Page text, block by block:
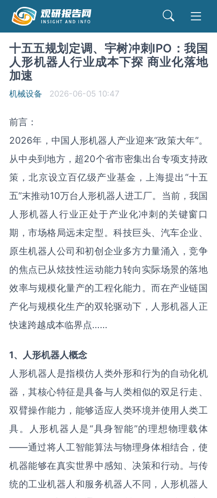
十五五规划定调、宇树冲刺IPO：我国
人形机器人行业成本下探 商业化落地
加速
机械设备 2026-06-05 10:47
前言：
2026年，中国人形机器人产业迎来“政策大年”。
从中央到地方，超20个省市密集出台专项支持政
策，北京设立百亿级产业基金，上海提出“十五
五”末推动10万台人形机器人进工厂。当前，我国
人形机器人行业正处于产业化冲刺的关键窗口
期，市场格局远未定型。科技巨头、汽车企业、
原生机器人公司和初创企业多方力量涌入，竞争
的焦点已从炫技性运动能力转向实际场景的落地
效率与规模化量产的工程化能力。而在产业链国
产化与规模化生产的双轮驱动下，人形机器人正
快速跨越成本临界点……
1、 人形机器人概念
人形机器人是指模仿人类外形和行为的自动化机
器，其核心特征是具备与人类相似的双足行走、
双臂操作能力，能够适应人类环境并使用人类工
具。人形机器人是“具身智能”的理想物理载体
——通过将人工智能算法与物理身体相结合，使
机器能够在真实世界中感知、决策和行动。与传
统的工业机器人和服务机器人不同，人形机器人